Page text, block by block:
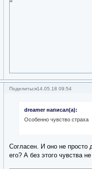
Поделиться14.05.18 09:54
dreamer написал(а):
Особенно чувство страха
Согласен. И оно не просто
его? А без этого чувства